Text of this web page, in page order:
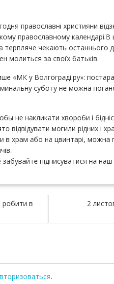
православні християни
православному
чекають останнього
молиться за своїх батьків.
«МК у Волгограді.ру»:
суботу не можна погано
не накликати хвороби і
відвідувати могили рідних і
в храм або на цвинтарі,
забувайте підписуватися на
в
2
.